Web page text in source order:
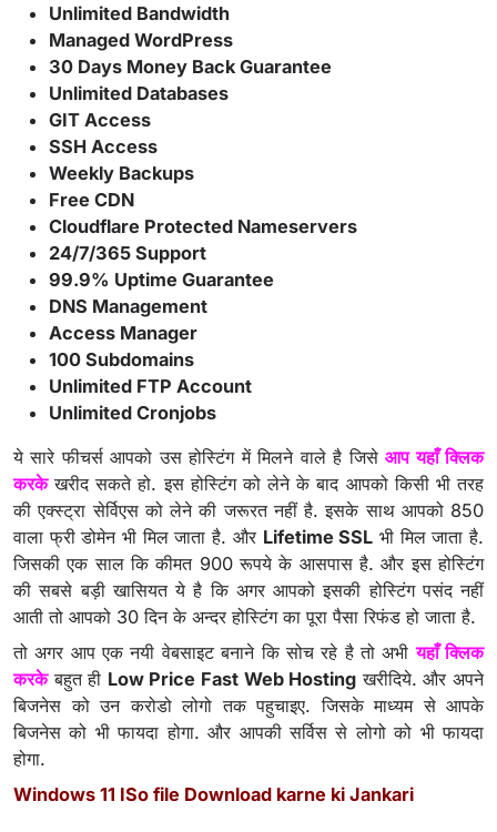
Unlimited Bandwidth
Managed WordPress
30 Days Money Back Guarantee
Unlimited Databases
GIT Access
SSH Access
Weekly Backups
Free CDN
Cloudflare Protected Nameservers
24/7/365 Support
99.9% Uptime Guarantee
DNS Management
Access Manager
100 Subdomains
Unlimited FTP Account
Unlimited Cronjobs
ये सारे फीचर्स आपको उस होस्टिंग में मिलने वाले है जिसेआप यहाँ क्लिक
करकेखरीद सकते हो. इस होस्टिंग को लेने के बाद आपको किसी भी तरह
की एक्स्ट्रा सेर्विएस को लेने की जरूरत नहीं है. इसके साथ आपको 850
वाला फ्री डोमेन भी मिल जाता है. और Lifetime SSL भी मिल जाता है.
जिसकी एक साल कि कीमत 900 रूपये के आसपास है. और इस होस्टिंग
की सबसे बड़ी खासियत ये है कि अगर आपको इसकी होस्टिंग पसंद नहीं
आती तो आपको 30 दिन के अन्दर होस्टिंग का पूरा पैसा रिफंड हो जाता है.
तो अगर आप एक नयी वेबसाइट बनाने कि सोच रहे है तो अभीयहाँ क्लिक
करकेबहुत ही Low Price Fast Web Hosting खरीदिये. और अपने
बिजनेस को उन करोडो लोगो तक पहुचाइए. जिसके माध्यम से आपके
बिजनेस को भी फायदा होगा. और आपकी सर्विस से लोगो को भी फायदा
होगा.
Windows 11 ISo file Download karne ki Jankari